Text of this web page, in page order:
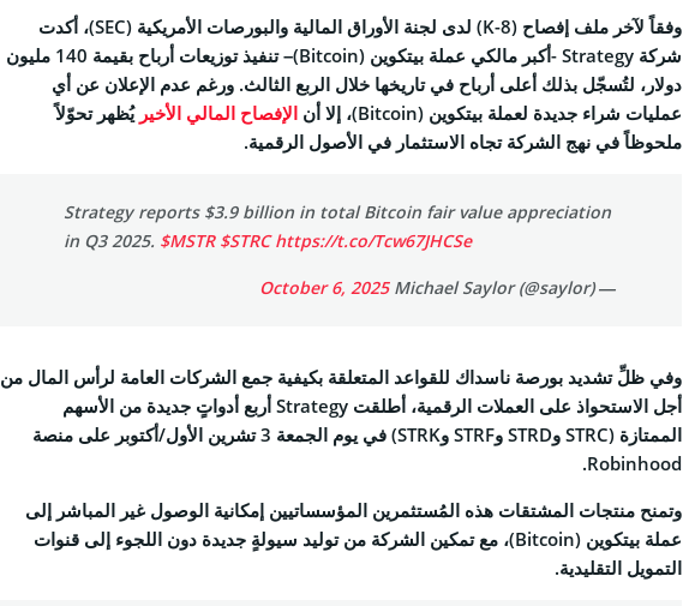
SOCIAL
Facebook
X
LinkedIn
وفقاً لآخر ملف إفصاح (8-K) لدى لجنة الأوراق المالية والبورصات الأمريكية (SEC)، أكدت
شركة Strategy -أكبر مالكي عملة بيتكوين (Bitcoin)
– تنفيذ توزيعات أرباح بقيمة 140 مليون
دولار، لتُسجّل بذلك أعلى أرباح في تاريخها خلال الربع الثالث. ورغم عدم الإعلان عن أي
عمليات شراء جديدة لعملة بيتكوين (Bitcoin)، إلا أن
الإفصاح المالي الأخير يُظهر تحوّلاً
ملحوظاً في نهج الشركة تجاه الاستثمار في الأصول الرقمية.
Strategy reports $3.9 billion in total Bitcoin fair value appreciation
in Q3 2025. $MSTR $STRC https://t.co/Tcw67JHCSe
— Michael Saylor (@saylor)
October 6, 2025
وفي ظلِّ تشديد بورصة ناسداك للقواعد المتعلقة بكيفية جمع الشركات العامة لرأس المال من
أجل الاستحواذ على العملات الرقمية، أطلقت Strategy أربع أدواتٍ جديدة من الأسهم
الممتازة (STRC وSTRD وSTRF وSTRK) في يوم الجمعة 3 تشرين الأول/أكتوبر على منصة
Robinhood.
وتمنح منتجات المشتقات هذه المُستثمرين المؤسساتيين إمكانية الوصول غير المباشر إلى
عملة بيتكوين (Bitcoin)، مع تمكين الشركة من توليد سيولةٍ جديدة دون اللجوء إلى قنوات
التمويل التقليدية.